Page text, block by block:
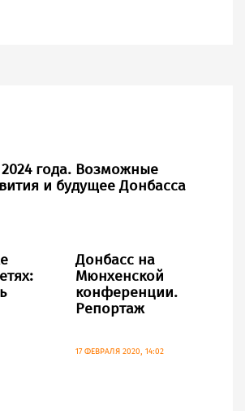
года. Возможные
и будущее Донбасса
Донбасс на
Мюнхенской
конференции.
Репортаж
17 ФЕВРАЛЯ 2020, 14:02